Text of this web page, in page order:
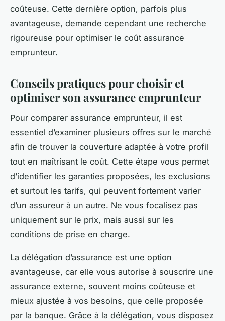
coûteuse. Cette dernière option, parfois plus
avantageuse, demande cependant une recherche
rigoureuse pour optimiser le coût assurance
emprunteur.
Conseils pratiques pour choisir et
optimiser son assurance emprunteur
Pour comparer assurance emprunteur, il est
essentiel d’examiner plusieurs offres sur le marché
afin de trouver la couverture adaptée à votre profil
tout en maîtrisant le coût. Cette étape vous permet
d’identifier les garanties proposées, les exclusions
et surtout les tarifs, qui peuvent fortement varier
d’un assureur à un autre. Ne vous focalisez pas
uniquement sur le prix, mais aussi sur les
conditions de prise en charge.
La délégation d’assurance est une option
avantageuse, car elle vous autorise à souscrire une
assurance externe, souvent moins coûteuse et
mieux ajustée à vos besoins, que celle proposée
par la banque. Grâce à la délégation, vous disposez